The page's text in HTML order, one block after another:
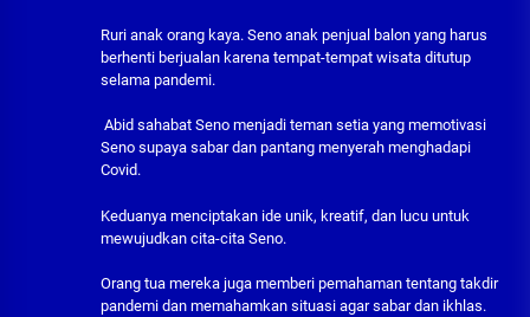
Ruri anak orang kaya. Seno anak penjual balon yang harus
berhenti berjualan karena tempat-tempat wisata ditutup
selama pandemi.
Abid sahabat Seno menjadi teman setia yang memotivasi
Seno supaya sabar dan pantang menyerah menghadapi
Covid.
Keduanya menciptakan ide unik, kreatif, dan lucu untuk
mewujudkan cita-cita Seno.
Orang tua mereka juga memberi pemahaman tentang takdir
pandemi dan memahamkan situasi agar sabar dan ikhlas.